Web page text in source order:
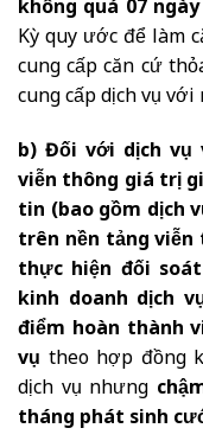
không quá 07
Kỳ quy ước để làm
cung cấp căn cứ
cung cấp dịch vụ
b) Đối với dịch vụ
viễn thông giá trị
tin (bao gồm dịch
trên nền tảng
thực hiện đối
kinh doanh dịch
điểm hoàn thành
vụ theo hợp đồng
dịch vụ nhưng
tháng phát sinh